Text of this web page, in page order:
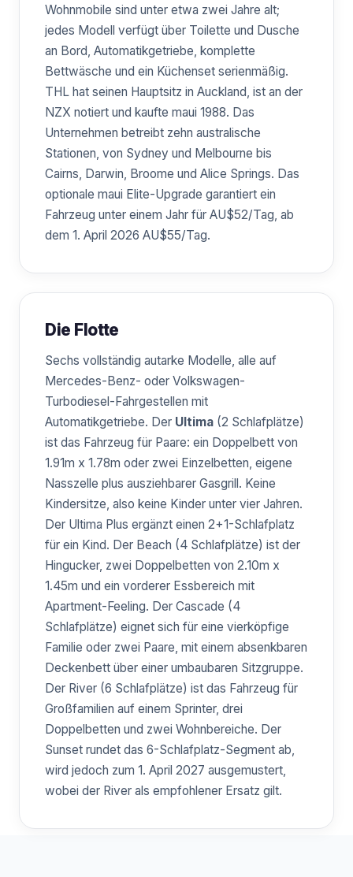
Wohnmobile sind unter etwa zwei Jahre alt;
jedes Modell verfügt über Toilette und Dusche
an Bord, Automatikgetriebe, komplette
Bettwäsche und ein Küchenset serienmäßig.
THL hat seinen Hauptsitz in Auckland, ist an der
NZX notiert und kaufte maui 1988. Das
Unternehmen betreibt zehn australische
Stationen, von Sydney und Melbourne bis
Cairns, Darwin, Broome und Alice Springs. Das
optionale maui Elite-Upgrade garantiert ein
Fahrzeug unter einem Jahr für AU$52/Tag, ab
dem 1. April 2026 AU$55/Tag.
Die Flotte
Sechs vollständig autarke Modelle, alle auf
Mercedes-Benz- oder Volkswagen-
Turbodiesel-Fahrgestellen mit
Automatikgetriebe. Der Ultima (2 Schlafplätze)
ist das Fahrzeug für Paare: ein Doppelbett von
1.91m x 1.78m oder zwei Einzelbetten, eigene
Nasszelle plus ausziehbarer Gasgrill. Keine
Kindersitze, also keine Kinder unter vier Jahren.
Der Ultima Plus ergänzt einen 2+1-Schlafplatz
für ein Kind. Der Beach (4 Schlafplätze) ist der
Hingucker, zwei Doppelbetten von 2.10m x
1.45m und ein vorderer Essbereich mit
Apartment-Feeling. Der Cascade (4
Schlafplätze) eignet sich für eine vierköpfige
Familie oder zwei Paare, mit einem absenkbaren
Deckenbett über einer umbaubaren Sitzgruppe.
Der River (6 Schlafplätze) ist das Fahrzeug für
Großfamilien auf einem Sprinter, drei
Doppelbetten und zwei Wohnbereiche. Der
Sunset rundet das 6-Schlafplatz-Segment ab,
wird jedoch zum 1. April 2027 ausgemustert,
wobei der River als empfohlener Ersatz gilt.